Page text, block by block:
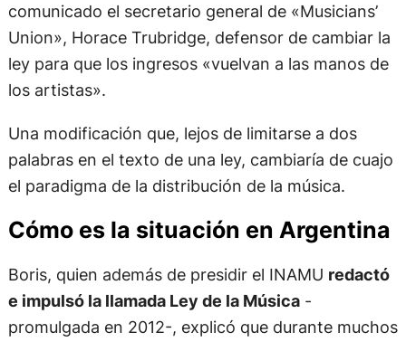
comunicado el secretario general de «Musicians’
Union», Horace Trubridge, defensor de cambiar la
ley para que los ingresos «vuelvan a las manos de
los artistas».
Una modificación que, lejos de limitarse a dos
palabras en el texto de una ley, cambiaría de cuajo
el paradigma de la distribución de la música.
Cómo es la situación en Argentina
Boris, quien además de presidir el INAMU redactó
e impulsó la llamada Ley de la Música-
promulgada en 2012-, explicó que durante muchos